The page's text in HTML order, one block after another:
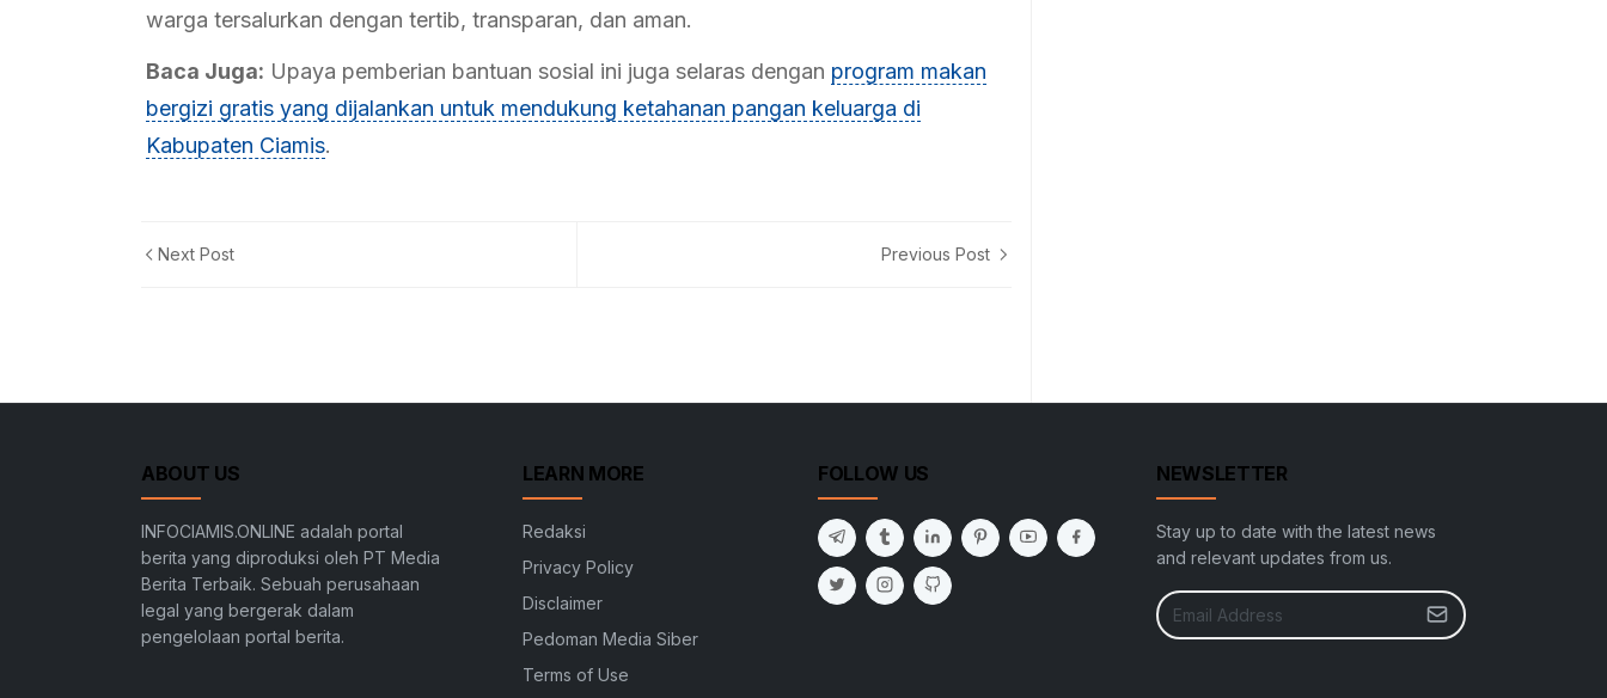
warga tersalurkan dengan tertib, transparan, dan aman.
Baca Juga: Upaya pemberian bantuan sosial ini juga selaras dengan program makan
bergizi gratis yang dijalankan untuk mendukung ketahanan pangan keluarga di
Kabupaten Ciamis.
Next Post Previous Post
ABOUT US
INFOCIAMIS.ONLINE adalah portal
berita yang diproduksi oleh PT Media
Berita Terbaik. Sebuah perusahaan
legal yang bergerak dalam
pengelolaan portal berita.
LEARN MORE
Redaksi
Privacy Policy
Disclaimer
Pedoman Media Siber
Terms of Use
FOLLOW US NEWSLETTER
Stay up to date with the latest news
and relevant updates from us.